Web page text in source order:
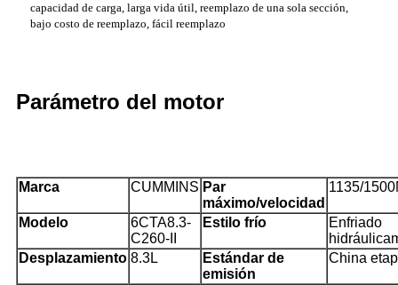
capacidad de carga, larga vida útil, reemplazo de una sola sección,
bajo costo de reemplazo, fácil reemplazo
Parámetro del motor
Marca CUMMINS Par
máximo/velocidad
1135/
Modelo
6CTA8.3-
C260-II
Estilo frío
Enfriado
Desplazamiento 8.3L
Estándar de
emisión
China